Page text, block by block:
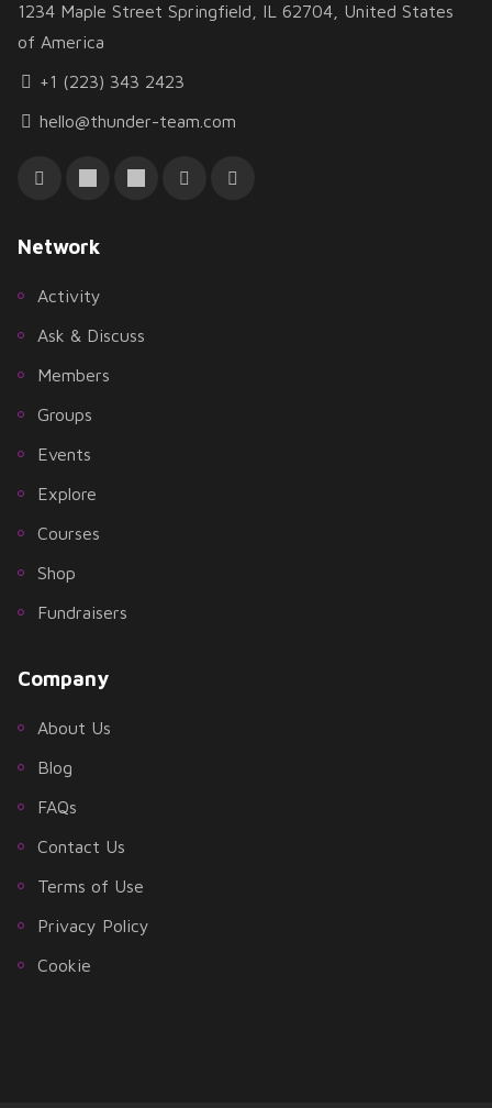
Network
Activity
Ask & Discuss
Members
Groups
Events
Explore
Courses
Shop
Fundraisers
Company
About Us
Blog
FAQs
Contact Us
Terms of Use
Privacy Policy
Cookie
1234 Maple Street Springfield, IL 62704, United States
of America
+1 (223) 343 2423
hello@thunder-team.com